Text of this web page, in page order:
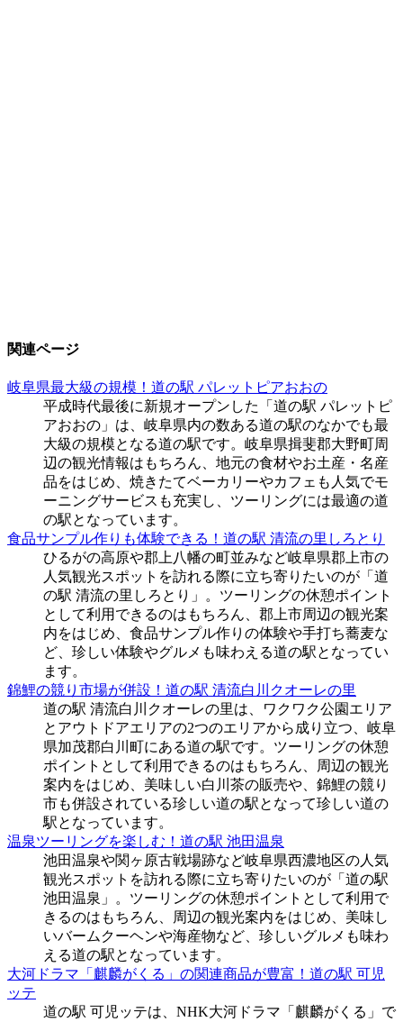
関連ページ
岐阜県最大級の規模！道の駅 パレットピアおおの
平成時代最後に新規オープンした「道の駅 パレットピ
アおおの」は、岐阜県内の数ある道の駅のなかでも最
大級の規模となる道の駅です。岐阜県揖斐郡大野町周
辺の観光情報はもちろん、地元の食材やお土産・名産
品をはじめ、焼きたてベーカリーやカフェも人気でモ
ーニングサービスも充実し、ツーリングには最適の道
の駅となっています。
食品サンプル作りも体験できる！道の駅 清流の里しろとり
ひるがの高原や郡上八幡の町並みなど岐阜県郡上市の
人気観光スポットを訪れる際に立ち寄りたいのが「道
の駅 清流の里しろとり」。ツーリングの休憩ポイント
として利用できるのはもちろん、郡上市周辺の観光案
内をはじめ、食品サンプル作りの体験や手打ち蕎麦な
ど、珍しい体験やグルメも味わえる道の駅となってい
ます。
錦鯉の競り市場が併設！道の駅 清流白川クオーレの里
道の駅 清流白川クオーレの里は、ワクワク公園エリア
とアウトドアエリアの2つのエリアから成り立つ、岐阜
県加茂郡白川町にある道の駅です。ツーリングの休憩
ポイントとして利用できるのはもちろん、周辺の観光
案内をはじめ、美味しい白川茶の販売や、錦鯉の競り
市も併設されている珍しい道の駅となって珍しい道の
駅となっています。
温泉ツーリングを楽しむ！道の駅 池田温泉
池田温泉や関ヶ原古戦場跡など岐阜県西濃地区の人気
観光スポットを訪れる際に立ち寄りたいのが「道の駅
池田温泉」。ツーリングの休憩ポイントとして利用で
きるのはもちろん、周辺の観光案内をはじめ、美味し
いバームクーヘンや海産物など、珍しいグルメも味わ
える道の駅となっています。
大河ドラマ「麒麟がくる」の関連商品が豊富！道の駅 可児
ッテ
道の駅 可児ッテは、NHK大河ドラマ「麒麟がくる」で